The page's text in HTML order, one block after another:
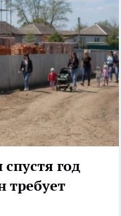
год
требует